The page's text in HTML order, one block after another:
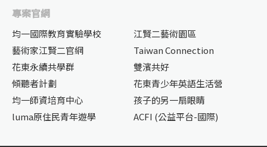
專案官網
均一國際教育實驗學校
江賢二藝術園區
藝術家江賢二官網
Taiwan Connection
花東永續共學群
雙濱共好
傾聽者計劃
花東青少年英語生活營
均一師資培育中心
孩子的另一扇眼睛
luma原住民青年遊學
ACFI (公益平台-國際)